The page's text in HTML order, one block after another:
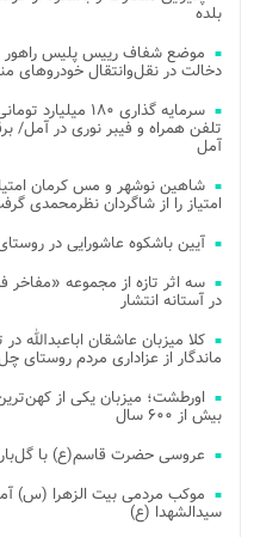
بلده
موضع شفاف رییس پلیس راهور
دخالت در نقل‌وانتقال خودروهای
سرمایه گذاری
آمل
شاهین نوشهر و مس کرمان
امتیاز را از شاگردان نظرمحمدی
آیین باشکوه عاشورایی در
سه اثر تازه از مجموعه «مفاخر
در آستانه انتشار
کلا میزبان عاشقان اباعبدالله
ماندگار از عزاداری مردم روستای
اورطشت؛ میزبان یکی از
بیش از ۶۰۰ سال
عروسی حضرت قاسم(ع) با
موکب مردمی بیت‌ الزهرا (س)
سیدالشهدا (ع)